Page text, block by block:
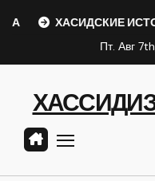
ХАСИДСКИЕ ИСТОРИИ
Пт. Авг